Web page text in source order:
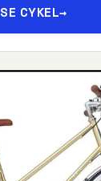
SE CYKEL→